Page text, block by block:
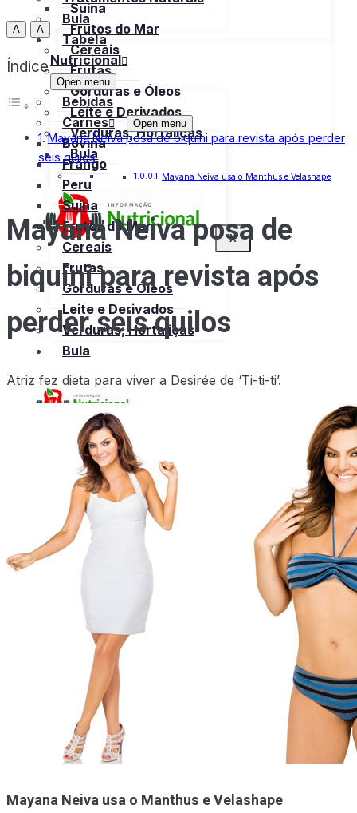
Suína
Frutos do Mar
Cereais
Frutas
Gorduras e Óleos
Leite e Derivados
Verduras, Hortaliças
Bula
X
Bula
Tabela
Nutricional
Open menu
Bebidas
Carnes
Open menu
Bovina
Frango
Peru
Suína
Frutos do Mar
Cereais
Frutas
Gorduras e Óleos
Leite e Derivados
Verduras, Hortaliças
Bula
A A
Índice
Mayana Neiva posa de biquíni para revista após perder
seis quilos
Mayana Neiva usa o Manthus e Velashape
Mayana Neiva posa de
biquíni para revista após
perder seis quilos
Atriz fez dieta para viver a Desirée de ‘Ti-ti-ti’.
Mayana Neiva usa o Manthus e Velashape